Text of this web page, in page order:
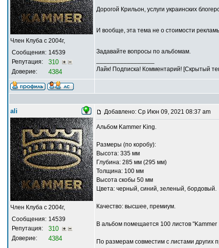
Член Клуба с 2004г,
Сообщения: 14539
Репутация:
310
Доверие: 4384
Дорогой Крильон, услуги украинских
И вообще, эта тема не о стоимости
Задавайте вопросы по альбомам.
Лайк! Подписка! Комментарий! [Скрытый
ali
Член Клуба с 2004г,
Сообщения: 14539
Репутация:
310
Доверие: 4384
Добавлено: Ср Июн 09, 2021 08:37 am
Альбом Kammer King.
Размеры (по коробу):
Высота: 335 мм
Глубина: 285 мм (295 мм)
Толщина: 100 мм
Высота скобы 50 мм
Цвета: черный, синий, зеленый, бордовый.
Качество: высшее, премиум.
В альбом помещается 100 листов
По размерам совместим с листами других